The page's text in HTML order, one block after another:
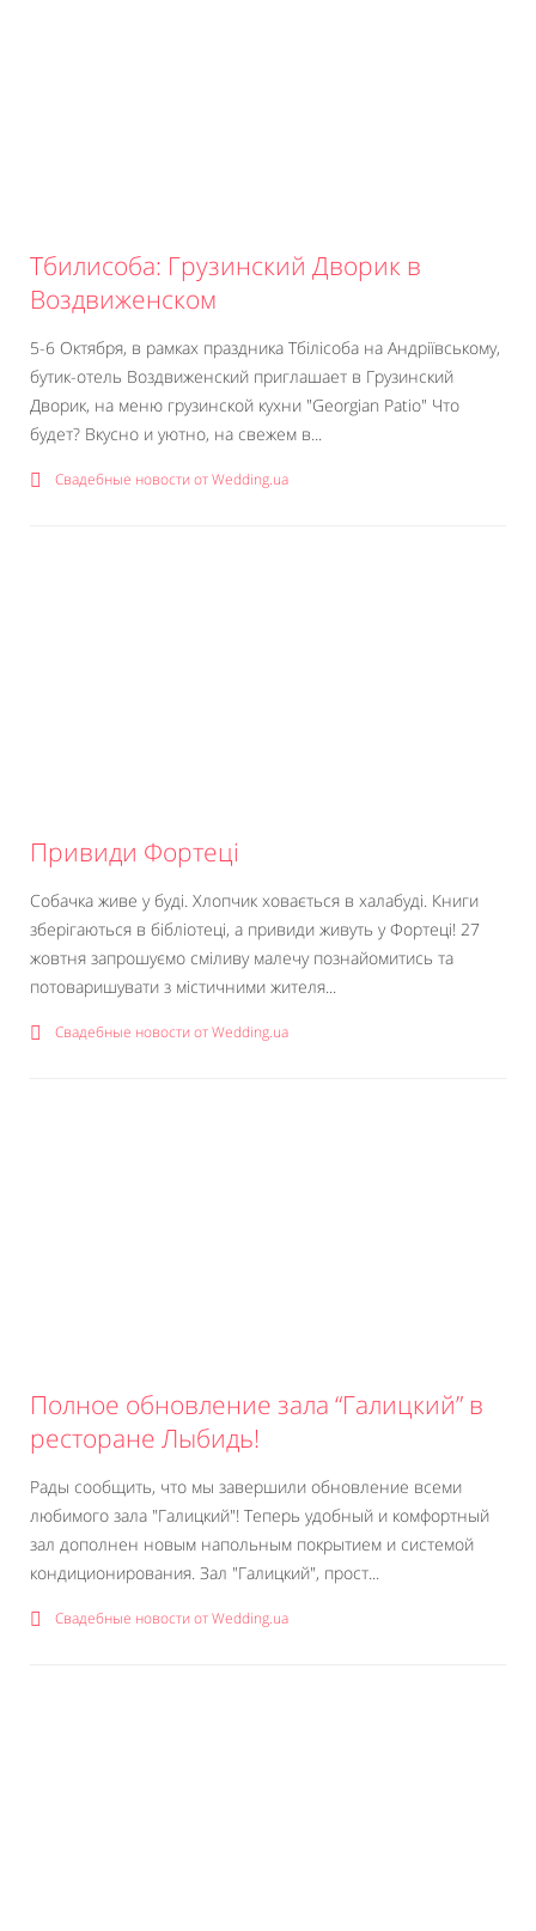
Тбилисоба: Грузинский Дворик в
Воздвиженском
5-6 Октября, в рамках праздника Тбілісоба на Андріївському,
бутик-отель Воздвиженский приглашает в Грузинский
Дворик, на меню грузинской кухни "Georgian Patio" Что
будет? Вкусно и уютно, на свежем в...
Свадебные новости от Wedding.ua
Привиди Фортеці
Собачка живе у буді. Хлопчик ховається в халабуді. Книги
зберігаються в бібліотеці, а привиди живуть у Фортеці! 27
жовтня запрошуємо сміливу малечу познайомитись та
потоваришувати з містичними жителя...
Свадебные новости от Wedding.ua
Полное обновление зала “Галицкий” в
ресторане Лыбидь!
Рады сообщить, что мы завершили обновление всеми
любимого зала "Галицкий"! Теперь удобный и комфортный
зал дополнен новым напольным покрытием и системой
кондиционирования. Зал "Галицкий", прост...
Свадебные новости от Wedding.ua